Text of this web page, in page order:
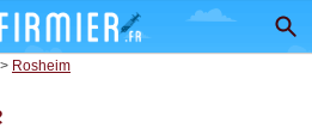
> Rosheim